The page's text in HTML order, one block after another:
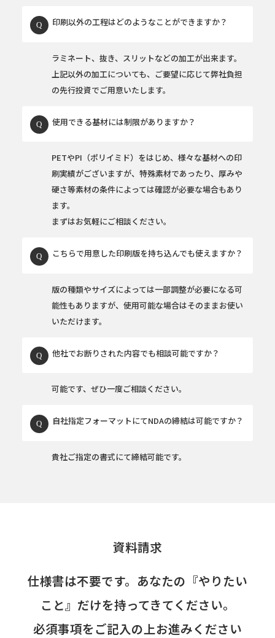
印刷以外の工程はどのようなことができますか？
ラミネート、抜き、スリットなどの加工が出来ます。
上記以外の加工についても、ご要望に応じて弊社負担
の先行投資でご用意いたします。
使用できる基材には制限がありますか？
PETやPI（ポリイミド）をはじめ、様々な基材への印
刷実績がございますが、特殊素材であったり、厚みや
硬さ等素材の条件によっては確認が必要な場合もあり
ます。
まずはお気軽にご相談ください。
こちらで用意した印刷版を持ち込んでも使えますか？
版の種類やサイズによっては一部調整が必要になる可
能性もありますが、使用可能な場合はそのままお使い
いただけます。
他社でお断りされた内容でも相談可能ですか？
可能です、ぜひ一度ご相談ください。
自社指定フォーマットにてNDAの締結は可能ですか？
貴社ご指定の書式にて締結可能です。
資料請求
仕様書は不要です。あなたの『やりたい
こと』だけを持ってきてください。
必須事項をご記入の上お進みください